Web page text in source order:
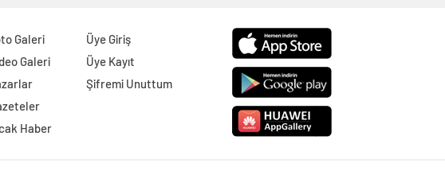
Galeri
Galeri
Haber
Üye Giriş
Üye Kayıt
Şifremi Unuttum